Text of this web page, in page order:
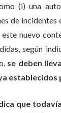
(i) una
de incidentes
nuevo
según
se deben
establecidos
que